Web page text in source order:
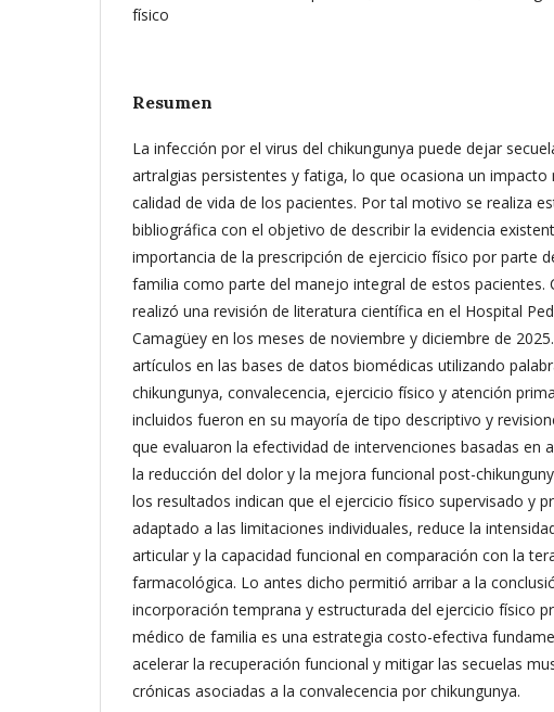
físico
Resumen
La infección por el virus del chikungunya puede dejar
artralgias persistentes y fatiga, lo que ocasiona un impacto
calidad de vida de los pacientes. Por tal motivo se realiza
bibliográfica con el objetivo de describir la evidencia
importancia de la prescripción de ejercicio físico por parte
familia como parte del manejo integral de estos pacientes.
realizó una revisión de literatura científica en el Hospital
Camagüey en los meses de noviembre y diciembre de
artículos en las bases de datos biomédicas utilizando
chikungunya, convalecencia, ejercicio físico y atención
incluidos fueron en su mayoría de tipo descriptivo y
que evaluaron la efectividad de intervenciones basadas en
la reducción del dolor y la mejora funcional post-
los resultados indican que el ejercicio físico supervisado y
adaptado a las limitaciones individuales, reduce la
articular y la capacidad funcional en comparación con la
farmacológica. Lo antes dicho permitió arribar a la
incorporación temprana y estructurada del ejercicio físico
médico de familia es una estrategia costo-efectiva
acelerar la recuperación funcional y mitigar las secuelas
crónicas asociadas a la convalecencia por chikungunya.